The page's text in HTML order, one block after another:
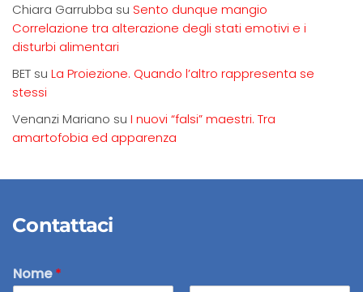
Chiara Garrubba su Sento dunque mangio
Correlazione tra alterazione degli stati emotivi e i
disturbi alimentari
BET su La Proiezione. Quando l’altro rappresenta se
stessi
Venanzi Mariano su I nuovi “falsi” maestri. Tra
amartofobia ed apparenza
Contattaci
Nome*